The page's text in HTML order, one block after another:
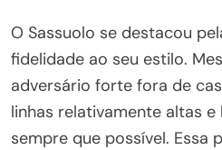
O Sassuolo se destacou
fidelidade ao seu estilo.
adversário forte fora de
linhas relativamente altas
sempre que possível. Essa